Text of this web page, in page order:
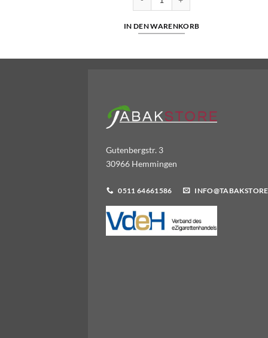
IN DEN WARENKORB
Gutenbergstr. 3
30966 Hemmingen
0511 64661586